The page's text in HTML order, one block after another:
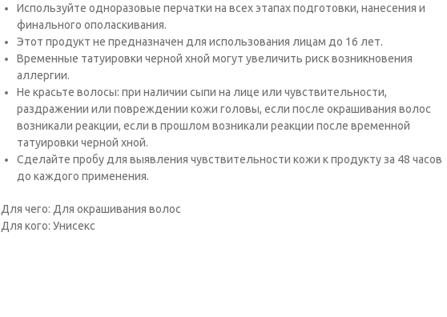
Исполь­зуйте одноразовые перчатки на всех этапах подготовки, нанесения и
финального ополаскивания.
Этот продукт не предназна­чен для использования лицам до 16 лет.
Временные татуировки черной хной могут увеличить риск возникновения
аллергии.
Не красьте волосы: при наличии сыпи на лице или чувствительности,
раздражении или повреждении кожи головы, если после окрашивания волос
возникали реакции, если в прошлом возникали реакции после временной
татуировки черной хной.
Сде­лайте пробу для выявления чувствительности кожи к продукту за 48 часов
до каждого применения.
Для чего: Для окрашивания волос
Для кого: Унисекс